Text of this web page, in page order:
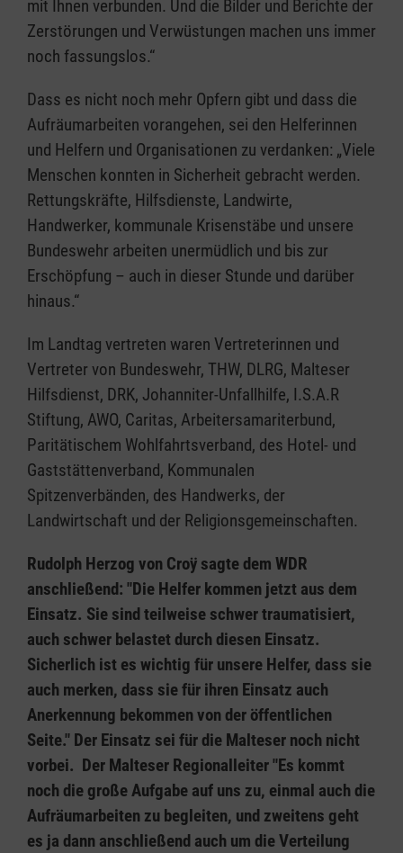
mit Ihnen verbunden. Und die Bilder und Berichte der
Zerstörungen und Verwüstungen machen uns immer
noch fassungslos.“
Dass es nicht noch mehr Opfern gibt und dass die
Aufräumarbeiten vorangehen, sei den Helferinnen
und Helfern und Organisationen zu verdanken: „Viele
Menschen konnten in Sicherheit gebracht werden.
Rettungskräfte, Hilfsdienste, Landwirte,
Handwerker, kommunale Krisenstäbe und unsere
Bundeswehr arbeiten unermüdlich und bis zur
Erschöpfung – auch in dieser Stunde und darüber
hinaus.“
Im Landtag vertreten waren Vertreterinnen und
Vertreter von Bundeswehr, THW, DLRG, Malteser
Hilfsdienst, DRK, Johanniter-Unfallhilfe, I.S.A.R
Stiftung, AWO, Caritas, Arbeitersamariterbund,
Paritätischem Wohlfahrtsverband, des Hotel- und
Gaststättenverband, Kommunalen
Spitzenverbänden, des Handwerks, der
Landwirtschaft und der Religionsgemeinschaften.
Rudolph Herzog von Croÿ sagte dem WDR
anschließend: "Die Helfer kommen jetzt aus dem
Einsatz. Sie sind teilweise schwer traumatisiert,
auch schwer belastet durch diesen Einsatz.
Sicherlich ist es wichtig für unsere Helfer, dass sie
auch merken, dass sie für ihren Einsatz auch
Anerkennung bekommen von der öffentlichen
Seite." Der Einsatz sei für die Malteser noch nicht
vorbei. Der Malteser Regionalleiter "Es kommt
noch die große Aufgabe auf uns zu, einmal auch die
Aufräumarbeiten zu begleiten, und zweitens geht
es ja dann anschließend auch um die Verteilung